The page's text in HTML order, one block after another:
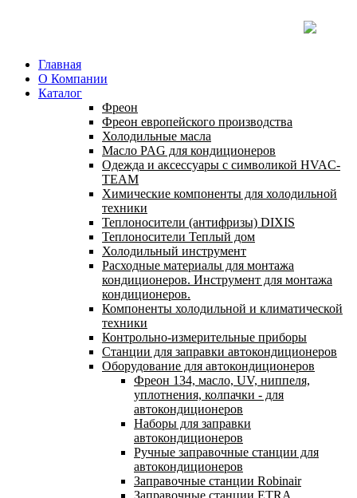
Главная
О Компании
Каталог
Фреон
Фреон европейского производства
Холодильные масла
Масло PAG для кондиционеров
Одежда и аксессуары с символикой HVAC-
TEAM
Химические компоненты для холодильной
техники
Теплоносители (антифризы) DIXIS
Теплоносители Теплый дом
Холодильный инструмент
Расходные материалы для монтажа
кондиционеров. Инструмент для монтажа
кондиционеров.
Компоненты холодильной и климатической
техники
Контрольно-измерительные приборы
Станции для заправки автокондиционеров
Оборудование для автокондиционеров
Фреон 134, масло, UV, ниппеля,
уплотнения, колпачки - для
автокондиционеров
Наборы для заправки
автокондиционеров
Ручные заправочные станции для
автокондиционеров
Заправочные станции Robinair
Заправочные станции ETRA